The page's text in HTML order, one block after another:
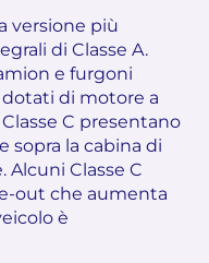
versione più
di Classe A.
e furgoni
di motore a
C presentano
sopra la cabina di
Classe C
out che aumenta
è